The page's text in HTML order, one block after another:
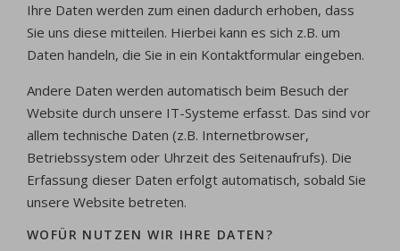
Ihre Daten werden zum einen dadurch erhoben, dass
Sie uns diese mitteilen. Hierbei kann es sich z.B. um
Daten handeln, die Sie in ein Kontaktformular eingeben.
Andere Daten werden automatisch beim Besuch der
Website durch unsere IT-Systeme erfasst. Das sind vor
allem technische Daten (z.B. Internetbrowser,
Betriebssystem oder Uhrzeit des Seitenaufrufs). Die
Erfassung dieser Daten erfolgt automatisch, sobald Sie
unsere Website betreten.
WOFÜR NUTZEN WIR IHRE DATEN?